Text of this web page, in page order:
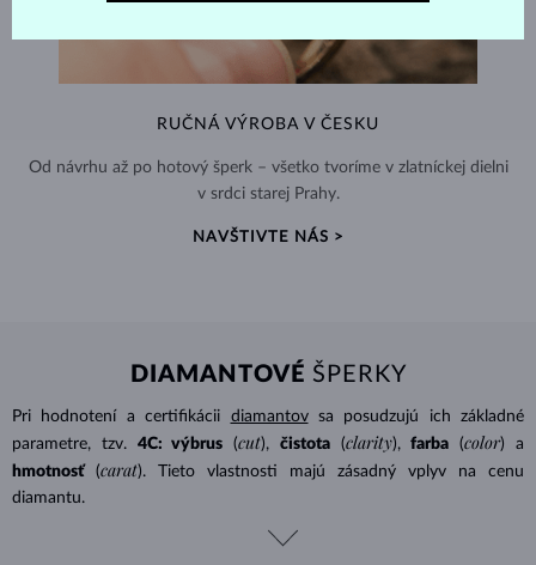
RUČNÁ VÝROBA V ČESKU
Od návrhu až po hotový šperk – všetko tvoríme v zlatníckej dielni
v srdci starej Prahy.
NAVŠTIVTE NÁS >
DIAMANTOVÉ ŠPERKY
Pri hodnotení a certifikácii diamantovsa posudzujú ich základné
parametre, tzv.
4C: výbrus (cut), čistota (clarity), farba (color) a
hmotnosť
(carat). Tieto vlastnosti majú zásadný vplyv na cenu
diamantu.